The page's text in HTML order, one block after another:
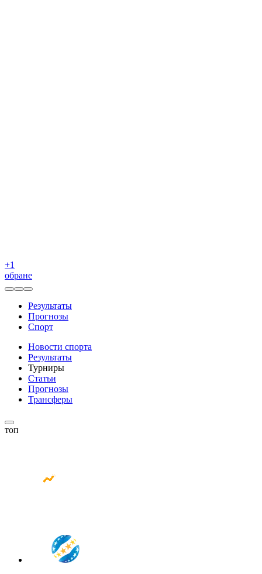
+1
обране
Результаты
Прогнозы
Спорт
Новости спорта
Результаты
Турниры
Статьи
Прогнозы
Трансферы
топ